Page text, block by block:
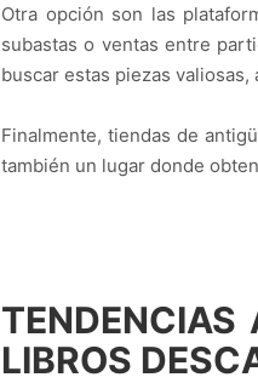
Otra opción son las
subastas o ventas entre
buscar estas piezas
Finalmente, tiendas de
también un lugar donde
TENDENCIAS
LIBROS